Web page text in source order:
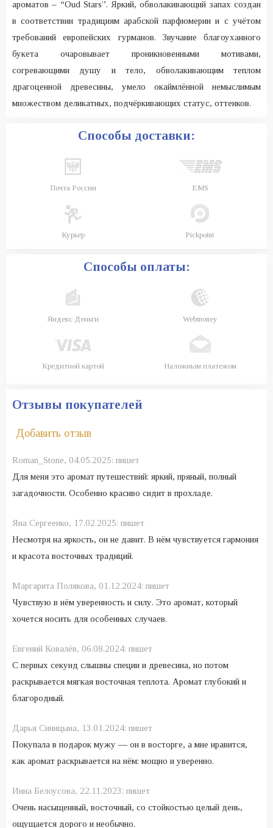
ароматов – “Oud Stars”. Яркий, обволакивающий запах создан
в соответствии традициям арабской парфюмерии и с учётом
требований европейских гурманов. Звучание благоуханного
букета очаровывает проникновенными мотивами,
согревающими душу и тело, обволакивающим теплом
драгоценной древесины, умело окаймлённой немыслимым
множеством деликатных, подчёркивающих статус, оттенков.
Способы доставки:
Почта России EMS
Курьер Pickpoint
Способы оплаты:
Яндекс Деньги Webmoney
Кредитной картой Наложным платежом
Отзывы покупателей
Добавить отзыв
Roman_Stone, 04.05.2025: пишет
Для меня это аромат путешествий: яркий, пряный, полный
загадочности. Особенно красиво сидит в прохладе.
Яна Сергеенко, 17.02.2025: пишет
Несмотря на яркость, он не давит. В нём чувствуется гармония
и красота восточных традиций.
Маргарита Полякова, 01.12.2024: пишет
Чувствую в нём уверенность и силу. Это аромат, который
хочется носить для особенных случаев.
Евгений Ковалёв, 06.08.2024: пишет
С первых секунд слышны специи и древесина, но потом
раскрывается мягкая восточная теплота. Аромат глубокий и
благородный.
Дарья Синицына, 13.01.2024: пишет
Покупала в подарок мужу — он в восторге, а мне нравится,
как аромат раскрывается на нём: мощно и уверенно.
Инна Белоусова, 22.11.2023: пишет
Очень насыщенный, восточный, со стойкостью целый день,
ощущается дорого и необычно.